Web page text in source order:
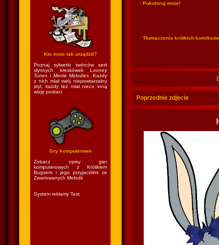
Kto mnie tak urządził?
Poznaj sylwetki twórców serii
słynnych kreskówek Looney
Tunes i Merrie Melodies . Każdy
z nich miał swój niepowtarzalny
styl, każdy też miał nieco inną
wizję postaci
Gry komputerowe
Zobacz opisy gier
komputerowych z Królikiem
Bugsem i jego przyjaciółmi ze
Zwariowanych Melodii
System reklamy Test
· Pokoloruj mnie!
· Tłumaczenia krótkich
Poprzednie zdjęcie